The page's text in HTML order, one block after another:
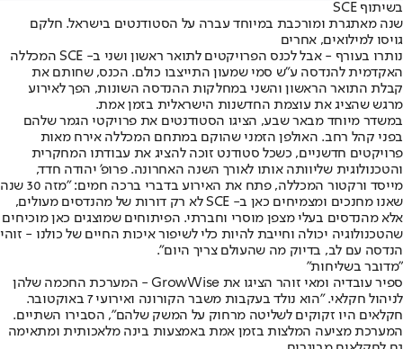
בשיתוף SCE
שנה מאתגרת ומורכבת במיוחד עברה על הסטודנטים בישראל. חלקם
גויסו למילואים, אחרים
נותרו בעורף - אבל לכנס הפרויקטים לתואר ראשון ושני ב- SCE המכללה
האקדמית להנדסה ע"ש סמי שמעון התייצבו כולם. הכנס, שחותם את
קבלת התואר הראשון והשני במחלקות ההנדסה השונות, הפך לאירוע
מרגש שהציג את עוצמת החדשנות הישראלית בזמן אמת.
במשדר מיוחד מבאר שבע, הציגו הסטודנטים את פרויקטי הגמר שלהם
בפני קהל רחב. האולפן הזמני שהוקם במתחם המכללה אירח מאות
פרויקטים חדשניים, כשכל סטודנט זוכה להציג את עבודתו המחקרית
והטכנולוגית שליוותה אותו לאורך השנה האחרונה. פרופ' יהודה חדד,
מייסד ורקטור המכללה, פתח את האירוע בדברי ברכה חמים: "מזה 30 שנה
שאנו מחנכים ומצמיחים כאן ב- SCE לא רק דורות של מהנדסים מעולים,
אלא מהנדסים בעלי מצפן מוסרי וחברתי. הפיתוחים שמוצגים כאן מוכיחים
שהטכנולוגיה יכולה וחייבת להיות כלי לשיפור איכות החיים של כולנו - זוהי
הנדסה עם לב, בדיוק מה שהעולם צריך היום".
"מדובר בשליחות"
ספיר עובדיה ומאי זוהר הציגו את GrowWise - המערכת החכמה שלהן
לניהול חקלאי. "הוא נולד בעקבות משבר הקורונה ואירועי 7 באוקטובר.
חקלאים היו זקוקים לשליטה מרחוק על המשק שלהם", הסבירו השתיים.
המערכת מציעה המלצות בזמן אמת באמצעות בינה מלאכותית ומתאימה